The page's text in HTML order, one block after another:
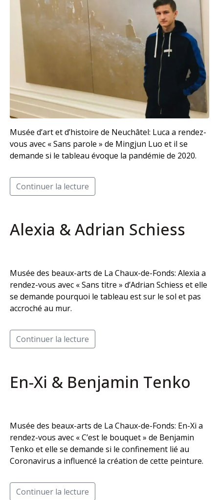
Musée d’art et d’histoire de Neuchâtel: Luca a rendez-
vous avec « Sans parole » de Mingjun Luo et il se
demande si le tableau évoque la pandémie de 2020.
Continuer la lecture
Alexia & Adrian Schiess
Musée des beaux-arts de La Chaux-de-Fonds: Alexia a
rendez-vous avec « Sans titre » d’Adrian Schiess et elle
se demande pourquoi le tableau est sur le sol et pas
accroché au mur.
Continuer la lecture
En-Xi & Benjamin Tenko
Musée des beaux-arts de La Chaux-de-Fonds: En-Xi a
rendez-vous avec « C’est le bouquet » de Benjamin
Tenko et elle se demande si le confinement lié au
Coronavirus a influencé la création de cette peinture.
Continuer la lecture